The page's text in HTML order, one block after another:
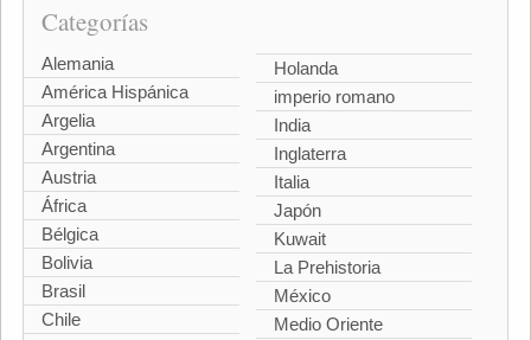
Categorías
Alemania
América Hispánica
Argelia
Argentina
Austria
África
Bélgica
Bolivia
Brasil
Chile
Holanda
imperio romano
India
Inglaterra
Italia
Japón
Kuwait
La Prehistoria
México
Medio Oriente